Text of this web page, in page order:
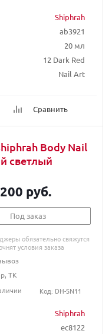
Shiphrah
ab3921
20 мл
12 Dark Red
Nail Art
Сравнить
Body Nail
светлый
Shiphrah
ec8122
200 руб.
Под заказ
обязательно свяжутся
условия заказа
ТК
Код: DH-SN11